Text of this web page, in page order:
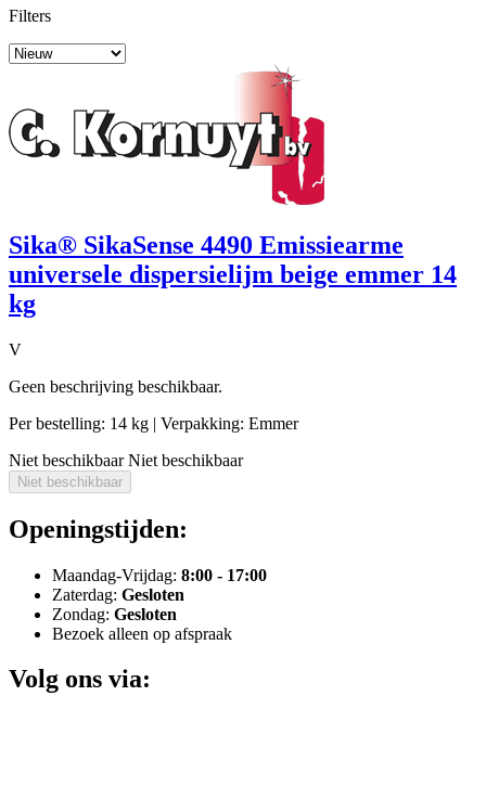
Filters
Sika® SikaSense 4490 Emissiearme
universele dispersielijm beige emmer 14
kg
V
Geen beschrijving beschikbaar.
Per bestelling: 14 kg | Verpakking: Emmer
Niet beschikbaarNiet beschikbaar
Niet beschikbaar
Openingstijden:
Maandag-Vrijdag: 8:00 - 17:00
Zaterdag: Gesloten
Zondag: Gesloten
Bezoek alleen op afspraak
Volg ons via: